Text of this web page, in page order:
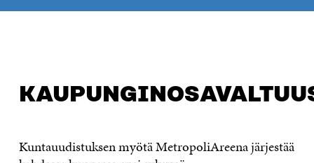
Kuntauudistuksen myötä MetropoliAreena järjestää